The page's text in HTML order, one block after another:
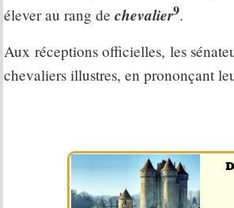
élever au rang de chevalier9.
Aux réceptions officielles, les
chevaliers illustres, en prononçant